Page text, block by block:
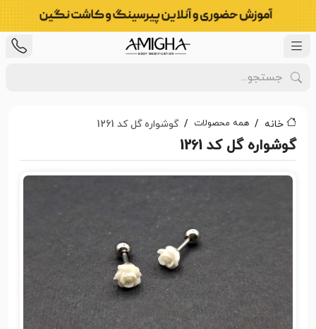
خانه همه محصولات گوشواره گل کد 1261
گوشواره گل کد 1261